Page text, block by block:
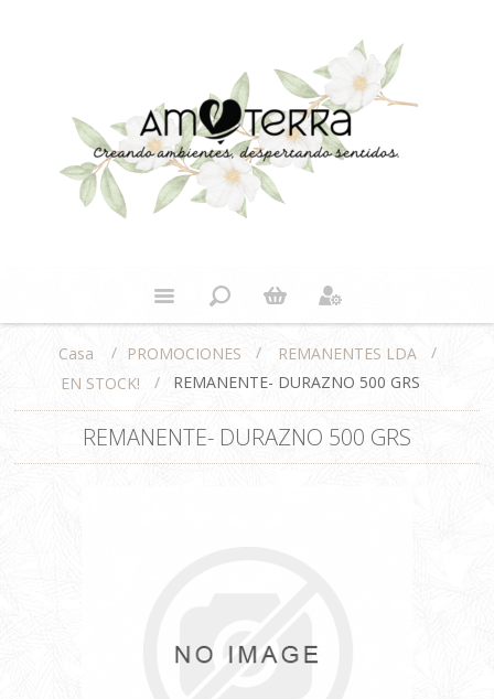
Casa / PROMOCIONES / REMANENTES LDA
/
EN STOCK!
/ REMANENTE- DURAZNO 500 GRS
REMANENTE- DURAZNO 500 GRS